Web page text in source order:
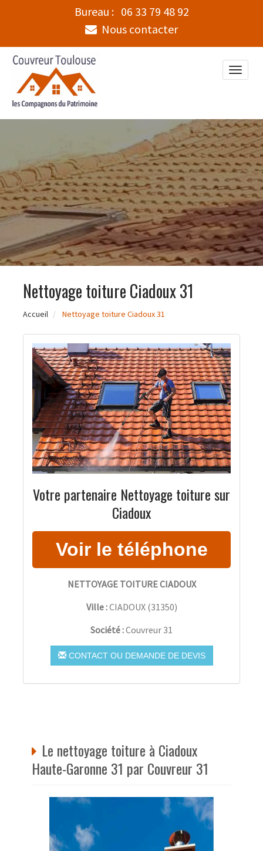
Bureau : 06 33 79 48 92
Nous contacter
Toggle
Nettoyage toiture Ciadoux 31
Accueil Nettoyage toiture Ciadoux 31
Votre partenaire Nettoyage toiture sur
Ciadoux
NETTOYAGE TOITURE CIADOUX
Ville :CIADOUX(31350)
Société :Couvreur 31
CONTACT OU DEMANDE DE DEVIS
Le nettoyage toiture à Ciadoux
Haute-Garonne 31 par Couvreur 31